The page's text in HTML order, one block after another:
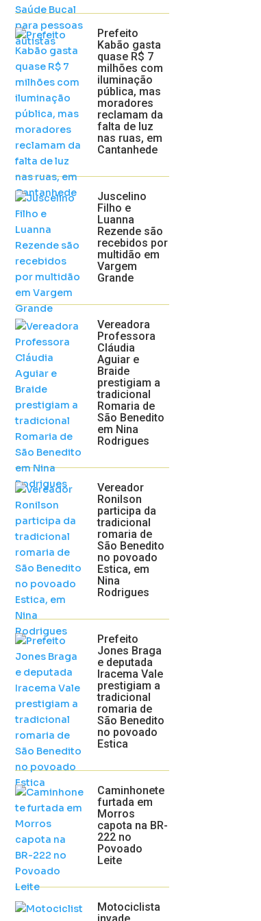
Prefeito
Kabão gasta
quase R$ 7
milhões com
iluminação
pública, mas
moradores
reclamam da
falta de luz
nas ruas, em
Cantanhede
Juscelino
Filho e
Luanna
Rezende são
recebidos por
multidão em
Vargem
Grande
Vereadora
Professora
Cláudia
Aguiar e
Braide
prestigiam a
tradicional
Romaria de
São Benedito
em Nina
Rodrigues
Vereador
Ronilson
participa da
tradicional
romaria de
São Benedito
no povoado
Estica, em
Nina
Rodrigues
Prefeito
Jones Braga
e deputada
Iracema Vale
prestigiam a
tradicional
romaria de
São Benedito
no povoado
Estica
Caminhonete
furtada em
Morros
capota na BR-
222 no
Povoado
Leite
Motociclista